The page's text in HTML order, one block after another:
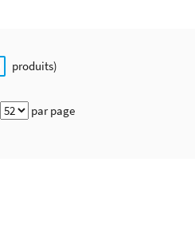
produits)
par page